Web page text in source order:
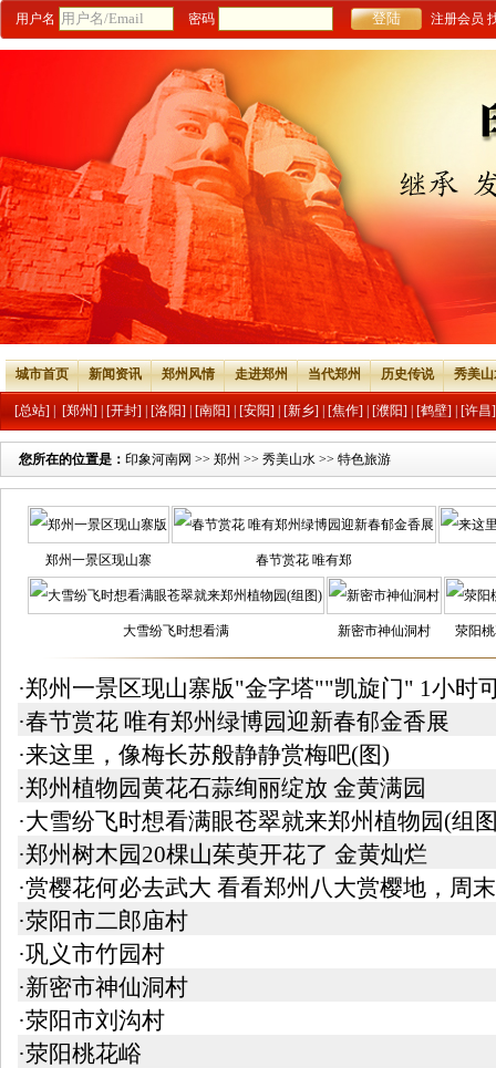
用户名 密码 注册会员
城市首页 新闻资讯 郑州风情 走进郑州 当代郑州 历史传说 秀美
[总站] [郑州] [开封] [洛阳] [南阳] [安阳] [新乡] [焦作] [濮阳] [鹤壁] [许昌]
您所在的位置是： 印象河南网 >> 郑州 >> 秀美山水 >> 特色旅游
郑州一景区现山寨 春节赏花 唯有郑
大雪纷飞时想看满 新密市神仙洞村 荥阳
·郑州一景区现山寨版"金字塔""凯旋门" 1小时
·春节赏花 唯有郑州绿博园迎新春郁金香展
·来这里，像梅长苏般静静赏梅吧(图)
·郑州植物园黄花石蒜绚丽绽放 金黄满园
·大雪纷飞时想看满眼苍翠就来郑州植物园(组
·郑州树木园20棵山茱萸开花了 金黄灿烂
·赏樱花何必去武大 看看郑州八大赏樱地，周
·荥阳市二郎庙村
·巩义市竹园村
·新密市神仙洞村
·荥阳市刘沟村
·荥阳桃花峪